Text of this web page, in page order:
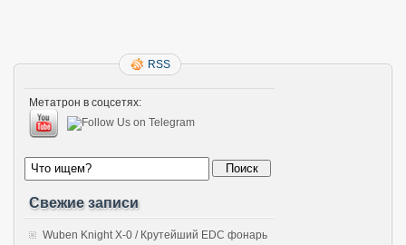
RSS
Метатрон в соцсетях:
Свежие записи
Wuben Knight X-0 / Крутейший EDC фонарь